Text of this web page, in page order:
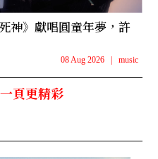
神》獻唱圓童年夢，許
08 Aug 2026 music
頁更精彩